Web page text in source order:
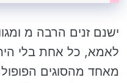
ישנם זנים הרבה מ
לאמא, כל אחת בלי
מאחד מהסוגים